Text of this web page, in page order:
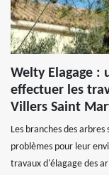
Welty Elagage :
effectuer les
Villers Saint
Les branches des
problèmes pour leur
travaux d'élagage des